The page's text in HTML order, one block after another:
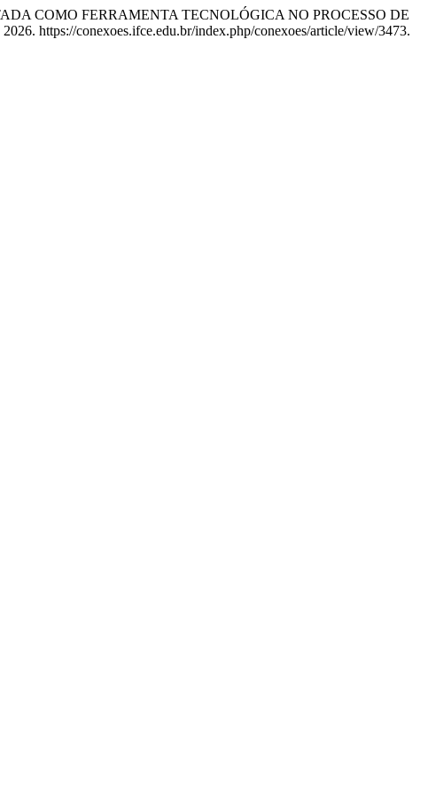
COMO FERRAMENTA TECNOLÓGICA NO PROCESSO DE
https://conexoes.ifce.edu.br/index.php/conexoes/article/view/3473.